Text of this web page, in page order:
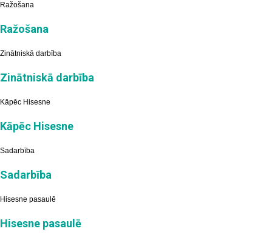
Ražošana
Ražošana
Zinātniskā darbība
Zinātniskā darbība
Kāpēc Hisesne
Kāpēc Hisesne
Sadarbība
Sadarbība
Hisesne pasaulē
Hisesne pasaulē